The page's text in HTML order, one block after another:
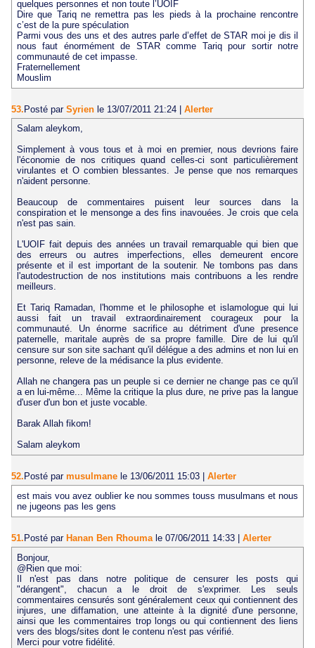
quelques personnes et non toute l’UOIF
Dire que Tariq ne remettra pas les pieds à la prochaine rencontre
c’est de la pure spéculation
Parmi vous des uns et des autres parle d’effet de STAR moi je dis il
nous faut énormément de STAR comme Tariq pour sortir notre
communauté de cet impasse.
Fraternellement
Mouslim
53.Posté par Syrien le 13/07/2011 21:24 | Alerter
Salam aleykom,
Simplement à vous tous et à moi en premier, nous devrions faire
l'économie de nos critiques quand celles-ci sont particulièrement
virulantes et O combien blessantes. Je pense que nos remarques
n'aident personne.
Beaucoup de commentaires puisent leur sources dans la
conspiration et le mensonge a des fins inavouées. Je crois que cela
n'est pas sain.
L'UOIF fait depuis des années un travail remarquable qui bien que
des erreurs ou autres imperfections, elles demeurent encore
présente et il est important de la soutenir. Ne tombons pas dans
l'autodestruction de nos institutions mais contribuons a les rendre
meilleurs.
Et Tariq Ramadan, l'homme et le philosophe et islamologue qui lui
aussi fait un travail extraordinairement courageux pour la
communauté. Un énorme sacrifice au détriment d'une presence
paternelle, maritale auprès de sa propre famille. Dire de lui qu'il
censure sur son site sachant qu'il délégue a des admins et non lui en
personne, releve de la médisance la plus evidente.
Allah ne changera pas un peuple si ce dernier ne change pas ce qu'il
a en lui-même... Même la critique la plus dure, ne prive pas la langue
d'user d'un bon et juste vocable.
Barak Allah fikom!
Salam aleykom
52. Posté par musulmane le 13/06/2011 15:03
Alerter
est mais vou avez oublier ke nou sommes touss musulmans et nous
ne jugeons pas les gens
51. Posté par Hanan Ben Rhouma le 07/06/2011 14:33
Alerter
Bonjour,
@Rien que moi:
Il n'est pas dans notre politique de censurer les posts qui
"dérangent", chacun a le droit de s'exprimer. Les seuls
commentaires censurés sont généralement ceux qui contiennent des
injures, une diffamation, une atteinte à la dignité d'une personne,
ainsi que les commentaires trop longs ou qui contiennent des liens
vers des blogs/sites dont le contenu n'est pas vérifié.
Merci pour votre fidélité.